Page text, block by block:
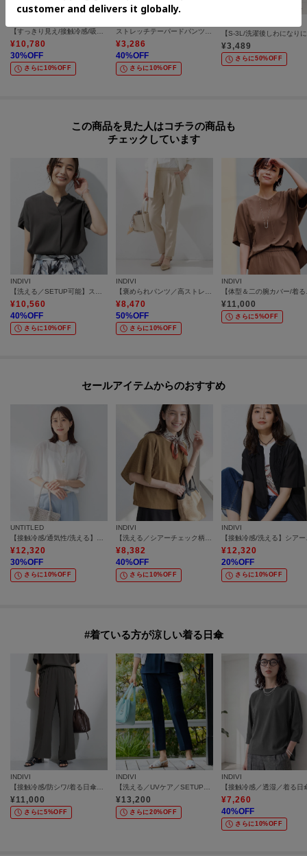
【すっきり見え/接触冷感/吸水速乾】クリーンライン パンツ
¥10,780
30%OFF
さらに10%OFF
ストレッチテーパードパンツ／セットアップ可【洗濯機OK／接触冷感／吸水速乾／防シワ】《SS～LL》
¥3,286
40%OFF
さらに10%OFF
¥3,489
さらに50%OFF
この商品を見た人はコチラの商品も
チェックしています
INDIVI
¥10,560
40%OFF
さらに10%OFF
INDIVI
¥8,470
50%OFF
さらに10%OFF
INDIVI
¥11,000
さらに5%OFF
セールアイテムからのおすすめ
UNTITLED
【接触冷感/通気性/洗える】スタンドカラーフリルブラウス
¥12,320
30%OFF
さらに10%OFF
INDIVI
【洗える／シアーチェック柄】異素材コンビスリーブトップス
¥8,382
40%OFF
さらに10%OFF
INDIVI
【接
¥12,320
20%OFF
さらに10%OFF
#着ている方が涼しい着る日傘
INDIVI
¥11,000
さらに5%OFF
INDIVI
¥13,200
さらに20%OFF
INDIVI
¥7,260
40%OFF
さらに10%OFF